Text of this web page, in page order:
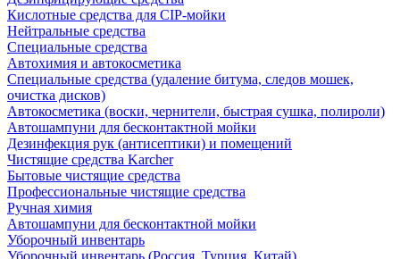
Кислотные средства для CIP-мойки
Нейтральные средства
Специальные средства
Автохимия и автокосметика
Специальные средства (удаление битума, следов мошек,
очистка дисков)
Автокосметика (воски, чернители, быстрая сушка, полироли)
Автошампуни для бесконтактной мойки
Дезинфекция рук (антисептики) и помещений
Чистящие средства Karcher
Бытовые чистящие средства
Профессиональные чистящие средства
Ручная химия
Автошампуни для бесконтактной мойки
Уборочный инвентарь
Уборочный инвентарь (Россия, Турция, Китай)